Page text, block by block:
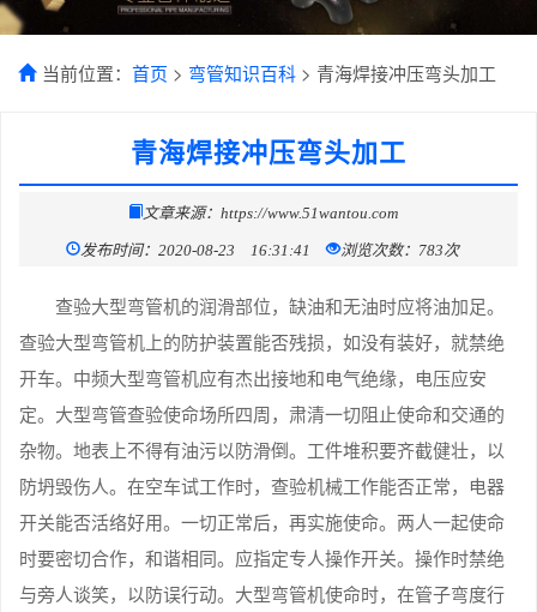
当前位置： 首页 > 弯管知识百科 > 青海焊接冲压弯头加工
青海焊接冲压弯头加工
文章来源：https://www.51wantou.com
发布时间：2020-08-23 16:31:41 浏览次数：783次
查验大型弯管机的润滑部位，缺油和无油时应将油加足。
查验大型弯管机上的防护装置能否残损，如没有装好，就禁绝
开车。中频大型弯管机应有杰出接地和电气绝缘，电压应安
定。大型弯管查验使命场所四周，肃清一切阻止使命和交通的
杂物。地表上不得有油污以防滑倒。工件堆积要齐截健壮，以
防坍毁伤人。在空车试工作时，查验机械工作能否正常，电器
开关能否活络好用。一切正常后，再实施使命。两人一起使命
时要密切合作，和谐相同。应指定专人操作开关。操作时禁绝
与旁人谈笑，以防误行动。大型弯管机使命时，在管子弯度行